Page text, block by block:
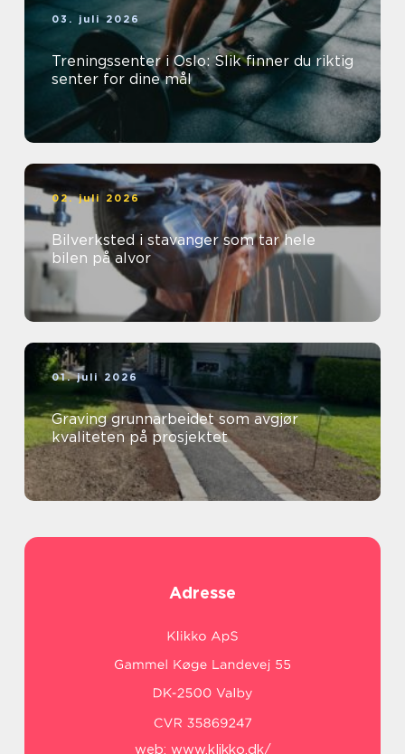
03. juli 2026
Treningssenter i Oslo: Slik finner du riktig
senter for dine mål
02. juli 2026
Bilverksted i stavanger som tar hele
bilen på alvor
01. juli 2026
Graving grunnarbeidet som avgjør
kvaliteten på prosjektet
Adresse
web: www.klikko.dk/